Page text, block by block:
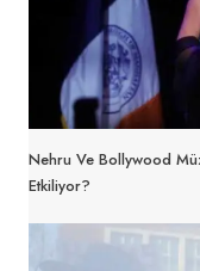
Nehru Ve Bollywood
Etkiliyor?